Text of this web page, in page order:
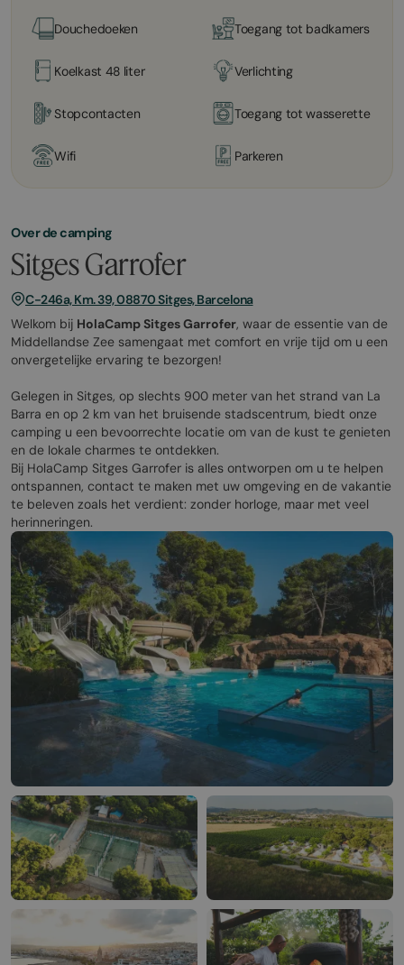
Douchedoeken Toegang tot badkamers
Koelkast 48 liter Verlichting
Stopcontacten Toegang tot wasserette
Wifi Parkeren
Over de camping
Sitges Garrofer
C-246a, Km. 39, 08870 Sitges, Barcelona
Welkom bij HolaCamp Sitges Garrofer, waar de essentie van de
Middellandse Zee samengaat met comfort en vrije tijd om u een
onvergetelijke ervaring te bezorgen!
Gelegen in Sitges, op slechts 900 meter van het strand van La
Barra en op 2 km van het bruisende stadscentrum, biedt onze
camping u een bevoorrechte locatie om van de kust te genieten
en de lokale charmes te ontdekken.
Bij HolaCamp Sitges Garrofer is alles ontworpen om u te helpen
ontspannen, contact te maken met uw omgeving en de vakantie
te beleven zoals het verdient: zonder horloge, maar met veel
herinneringen.